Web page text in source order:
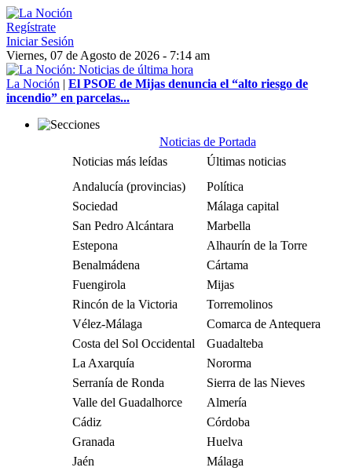
Regístrate
Iniciar Sesión
Viernes, 07 de Agosto de 2026 - 7:14 am
La Noción | El PSOE de Mijas denuncia el “alto riesgo de
incendio” en parcelas...
Noticias de Portada
Noticias más leídas
Últimas noticias
Andalucía (provincias)
Política
Sociedad
Málaga capital
San Pedro Alcántara
Marbella
Estepona
Alhaurín de la Torre
Benalmádena
Cártama
Fuengirola
Mijas
Rincón de la Victoria
Torremolinos
Vélez-Málaga
Comarca de Antequera
Costa del Sol Occidental
Guadalteba
La Axarquía
Nororma
Serranía de Ronda
Sierra de las Nieves
Valle del Guadalhorce
Almería
Cádiz
Córdoba
Granada
Huelva
Jaén
Málaga